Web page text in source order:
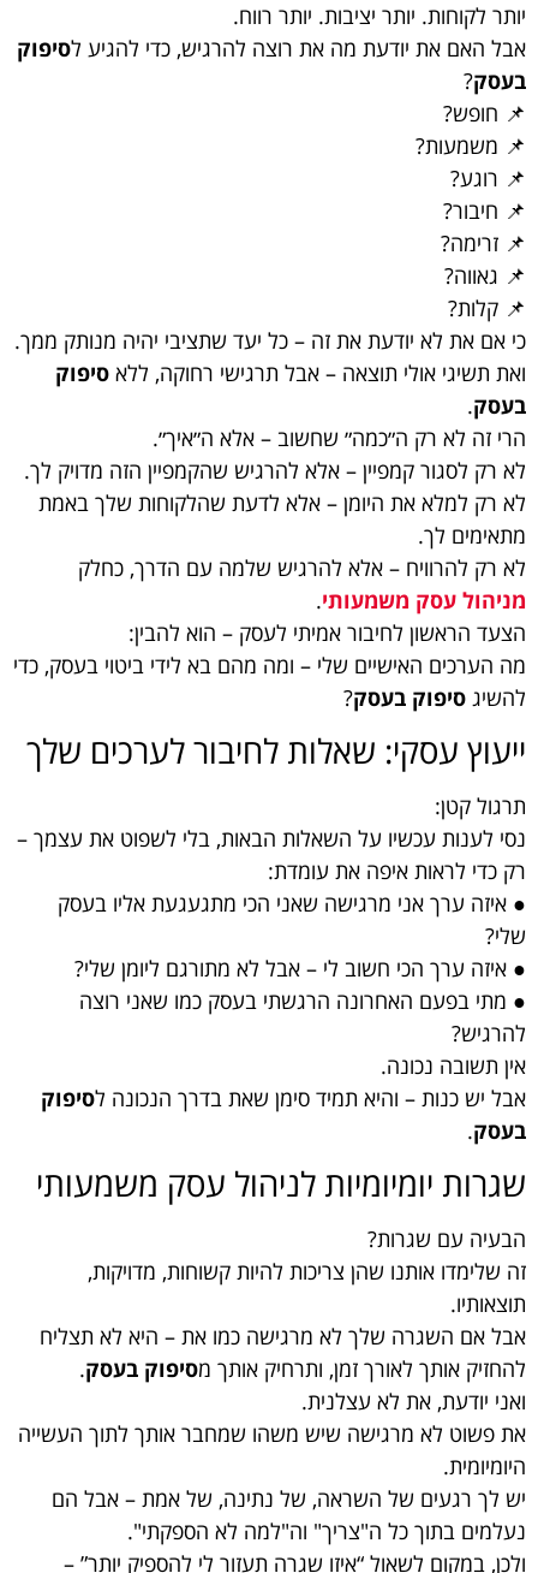
יותר לקוחות. יותר יציבות. יותר רווח.
אבל האם את יודעת מה את רוצה להרגיש, כדי להגיע לסיפוק
בעסק?
📌 חופש?
📌 משמעות?
📌 רוגע?
📌 חיבור?
📌 זרימה?
📌 גאווה?
📌 קלות?
כי אם את לא יודעת את זה – כל יעד שתציבי יהיה מנותק ממך.
ואת תשיגי אולי תוצאה – אבל תרגישי רחוקה, ללא סיפוק
בעסק.
הרי זה לא רק ה״כמה״ שחשוב – אלא ה״איך״.
לא רק לסגור קמפיין – אלא להרגיש שהקמפיין הזה מדויק לך.
לא רק למלא את היומן – אלא לדעת שהלקוחות שלך באמת
מתאימים לך.
לא רק להרוויח – אלא להרגיש שלמה עם הדרך, כחלק
מניהול עסק משמעותי.
הצעד הראשון לחיבור אמיתי לעסק – הוא להבין:
מה הערכים האישיים שלי – ומה מהם בא לידי ביטוי בעסק, כדי
להשיג סיפוק בעסק?
ייעוץ עסקי: שאלות לחיבור לערכים שלך
תרגול קטן:
נסי לענות עכשיו על השאלות הבאות, בלי לשפוט את עצמך –
רק כדי לראות איפה את עומדת:
● איזה ערך אני מרגישה שאני הכי מתגעגעת אליו בעסק
שלי?
● איזה ערך הכי חשוב לי – אבל לא מתורגם ליומן שלי?
● מתי בפעם האחרונה הרגשתי בעסק כמו שאני רוצה
להרגיש?
אין תשובה נכונה.
אבל יש כנות – והיא תמיד סימן שאת בדרך הנכונה לסיפוק
בעסק.
שגרות יומיומיות לניהול עסק משמעותי
הבעיה עם שגרות?
זה שלימדו אותנו שהן צריכות להיות קשוחות, מדויקות,
תוצאותיו.
אבל אם השגרה שלך לא מרגישה כמו את – היא לא תצליח
להחזיק אותך לאורך זמן, ותרחיק אותך מסיפוק בעסק.
ואני יודעת, את לא עצלנית.
את פשוט לא מרגישה שיש משהו שמחבר אותך לתוך העשייה
היומיומית.
יש לך רגעים של השראה, של נתינה, של אמת – אבל הם
נעלמים בתוך כל ה"צריך" וה"למה לא הספקתי".
ולכן, במקום לשאול “איזו שגרה תעזור לי להספיק יותר” –